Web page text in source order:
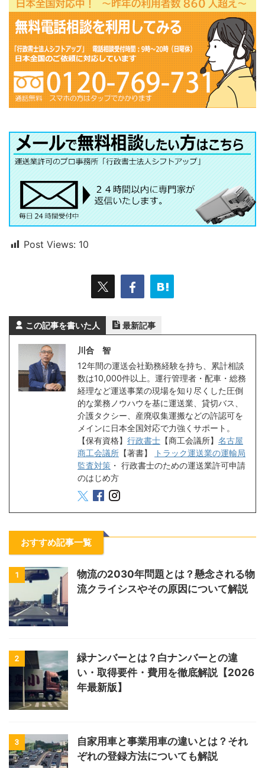
Post Views: 10
この記事を書いた人 最新記事
川合 智
12年間の運送会社勤務経験を持ち、累計相談
数は10,000件以上。運行管理者・配車・総務
経理など運送事業の現場を知り尽くした圧倒
的な業務ノウハウを基に運送業、貸切バス、
介護タクシー、産廃収集運搬などの許認可を
メインに日本全国対応で力強くサポート。
【保有資格】 行政書士 【商工会議所】 名古屋
商工会議所 【著書】
トラック運送業の運輸局
監査対策 ・ 行政書士のための運送業許可申請
のはじめ方
おすすめ記事一覧
1
物流の2030年問題とは？懸念される物
流クライシスやその原因について解説
2
緑ナンバーとは？白ナンバーとの違
い・取得要件・費用を徹底解説【2026
年最新版】
3
自家用車と事業用車の違いとは？それ
ぞれの登録方法についても解説